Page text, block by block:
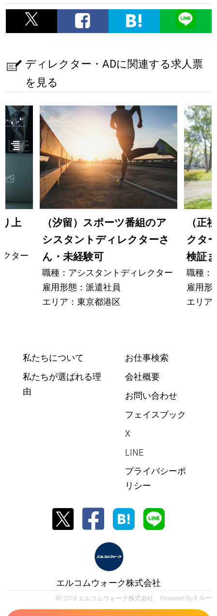
ディレクター・ADに関連する求人票
を見る
上
ター
（汐留）スポーツ番組のア
シスタントディレクターさ
ん・未経験可
職種：アシスタントディレクター
雇用形態：派遣社員
エリア：東京都港区
（正
クタ
検証
職種：
雇用形
エリア
私たちについて
私たちが選ばれる理
由
お仕事検索
会社概要
お問い合わせ
フェイスブック
X
LINE
プライバシーポ
リシー
エルコムウォーク株式会社
© 2018 エルコムウォーク株式会社 Powered Byトルー